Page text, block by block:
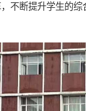
不断提升学生的